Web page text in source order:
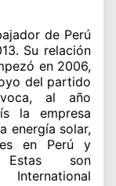
de Perú
Su relación
en 2006,
del partido
al año
la empresa
energía solar,
en Perú y
Estas son